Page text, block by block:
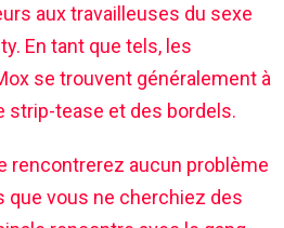
aux travailleuses du sexe
En tant que tels, les
se trouvent généralement à
strip-tease et des bordels.
rencontrerez aucun problème
que vous ne cherchiez des